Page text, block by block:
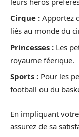
Cirque : Apportez
liés au monde du
Princesses : Les
royaume féerique.
Sports : Pour les
football ou du
En impliquant
assurez de sa